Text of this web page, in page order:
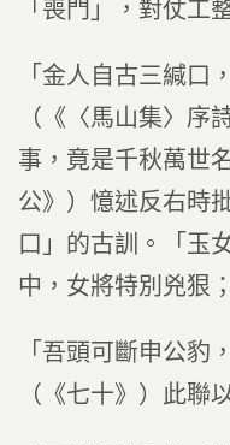
「喪門」，對仗工
「金人自古三緘口
（《〈馬山集〉序
事，竟是千秋萬世
公》）憶述反右時
口」的古訓。「玉
中，女將特別兇狠
「吾頭可斷申公豹
（《七十》）此聯